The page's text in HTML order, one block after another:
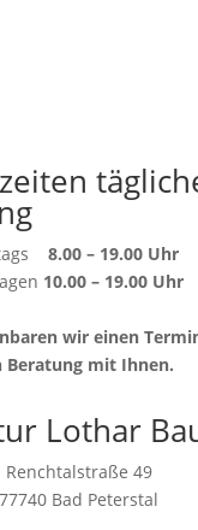
8.00 – 19.00 Uhr
10.00 – 19.00 Uhr
wir einen
Beratung mit Ihnen.
Lothar
Renchtalstraße 49
77740 Bad Peterstal